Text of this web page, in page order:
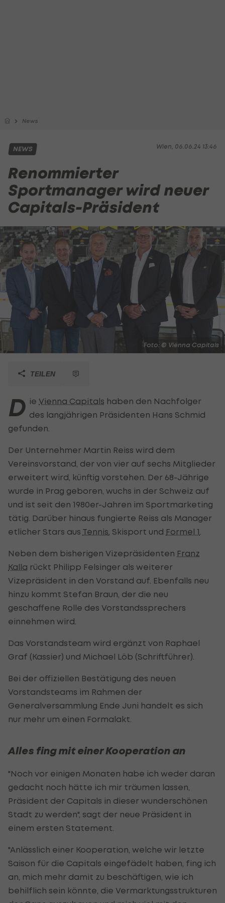
News
Wien, 06.06.24 13:46
NEWS
Renommierter
Sportmanager wird neuer
Capitals-Präsident
Foto: © Vienna Capitals
TEILEN
D ie Vienna Capitals haben den Nachfolger
des langjährigen Präsidenten Hans Schmid
gefunden.
Der Unternehmer Martin Reiss wird dem
Vereinsvorstand, der von vier auf sechs Mitglieder
erweitert wird, künftig vorstehen. Der 68-Jährige
wurde in Prag geboren, wuchs in der Schweiz auf
und ist seit den 1980er-Jahren im Sportmarketing
tätig. Darüber hinaus fungierte Reiss als Manager
etlicher Stars aus Tennis , Skisport und Formel 1
Neben dem bisherigen Vizepräsidenten Franz
Kalla rückt Philipp Felsinger als weiterer
Vizepräsident in den Vorstand auf. Ebenfalls neu
hinzu kommt Stefan Braun, der die neu
geschaffene Rolle des Vorstandssprechers
einnehmen wird.
Das Vorstandsteam wird ergänzt von Raphael
Graf (Kassier) und Michael Löb (Schriftführer).
Bei der offiziellen Bestätigung des neuen
Vorstandsteams im Rahmen der
Generalversammlung Ende Juni handelt es sich
nur mehr um einen Formalakt.
Alles fing mit einer Kooperation an
"Noch vor einigen Monaten habe ich weder daran
gedacht noch hätte ich mir träumen lassen,
Präsident der Capitals in dieser wunderschönen
Stadt zu werden", sagt der neue Präsident in
einem ersten Statement.
"Anlässlich einer Kooperation, welche wir letzte
Saison für die Capitals eingefädelt haben, fing ich
an, mich mehr damit zu beschäftigen, wie ich
behilflich sein könnte, die Vermarktungsstrukturen